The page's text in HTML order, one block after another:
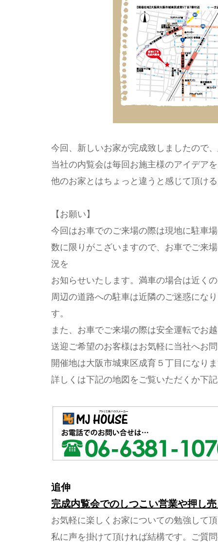
今回、新しいお家が完成致しましたので、
当社の内覧会は毎回お施主様のアイデア
他のお家とはちょっと違うと感じて頂け
【お願い】
今回はお車でのご来場の際は現地に駐車
数に限りがこざいますので、お車でご来
況を
お知らせいたします。満車の場合は近く
周辺の道路への駐車は近隣のご迷惑にな
す。
また、お車でご来場の際は安全運転でお
送迎ご希望のお客様はお気軽に当社へお
開催地は大阪市城東区成育５丁目になり
詳しくは下記の地図をご覧いただくか下
追伸
完成内覧会でのしつこい営業や押し
お気軽に楽しくお家についての勉強して
私に声を掛けて頂ければ結構です。ご質